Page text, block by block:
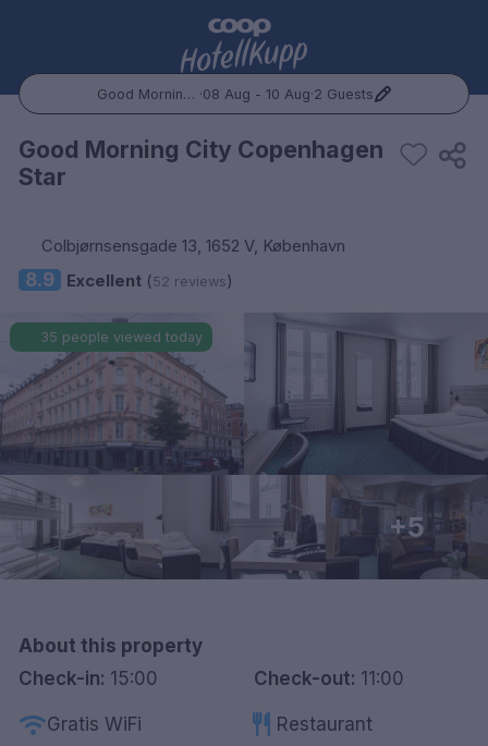
Good Morning City Copenhagen Star ·08 Aug - 10 Aug·2 Guests
Popular Destinations:
Hele Norge
Oslo
Bergen
Trondheim
Hele Sverige
Stockholm
Göteborg
Hele Danmark
Good Morning City Copenhagen
Star
Colbjørnsensgade 13, 1652 V, København
8.9 Excellent(52 reviews)
35 people viewed today
+5
About this property
Check-in: 15:00 Check-out: 11:00
wifiGratis WiFi restaurant Restaurant